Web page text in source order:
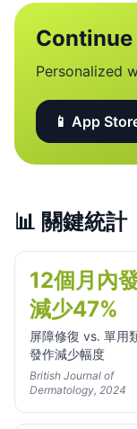
Personalized
📱 App
📊 關鍵統計
12個月內
減少47%
屏障修復 vs. 單用
發作減少幅度
British Journal of
Dermatology, 2024